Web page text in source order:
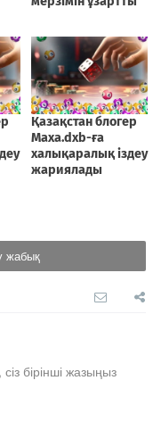
жабық
бірінші жазыңыз